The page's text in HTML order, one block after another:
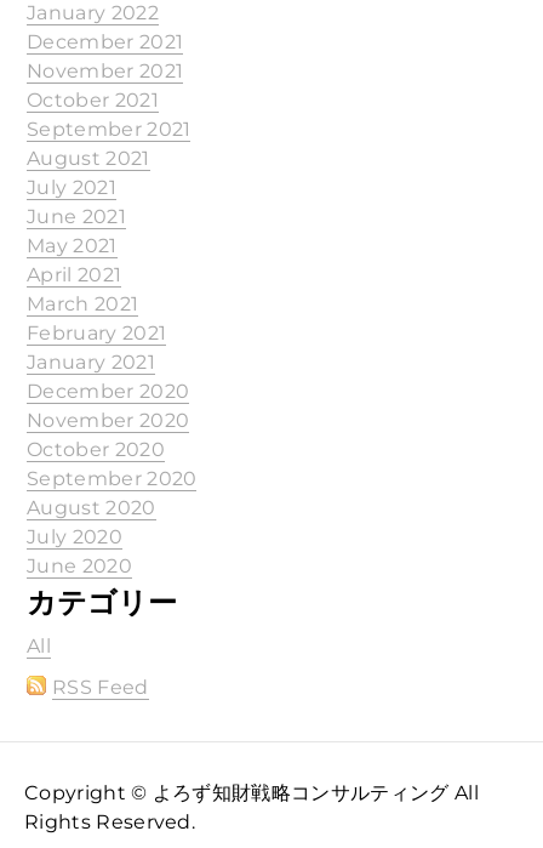
January 2022
December 2021
November 2021
October 2021
September 2021
August 2021
July 2021
June 2021
May 2021
April 2021
March 2021
February 2021
January 2021
December 2020
November 2020
October 2020
September 2020
August 2020
July 2020
June 2020
カテゴリー
All
RSS Feed
Copyright © よろず知財戦略コンサルティング All
Rights Reserved.